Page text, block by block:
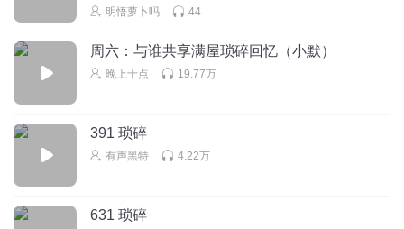
明悟萝卜吗 44
周六：与谁共享满屋琐碎回忆（小默）
晚上十点 19.77万
391 琐碎
有声黑特 4.22万
631 琐碎